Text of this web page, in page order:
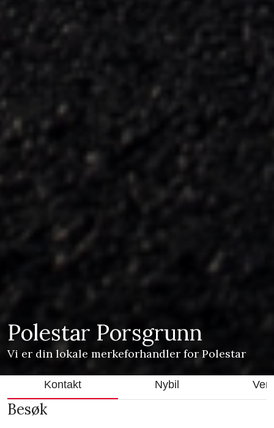
Polestar Porsgrunn
Vi er din lokale merkeforhandler for Polestar
Kontakt Nybil
Besøk